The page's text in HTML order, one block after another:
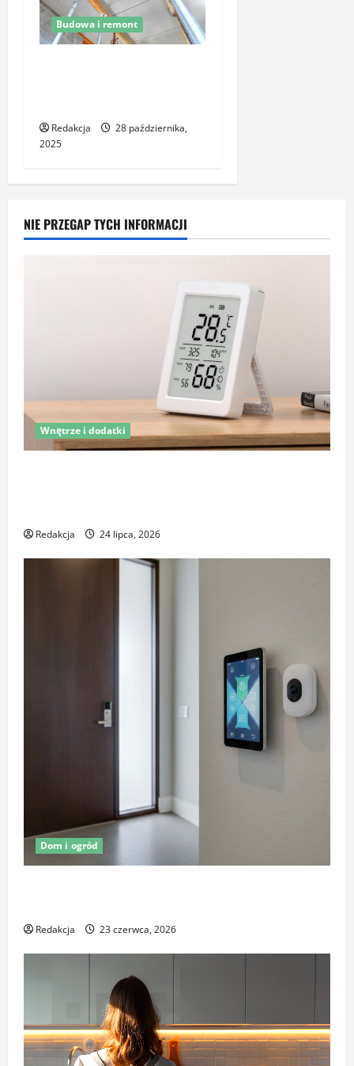
Budowa i remont
Redakcja
28 października,
2025
NIE PRZEGAP TYCH INFORMACJI
Wnętrze i dodatki
Redakcja 24 lipca, 2026
Dom i ogród
Redakcja 23 czerwca, 2026